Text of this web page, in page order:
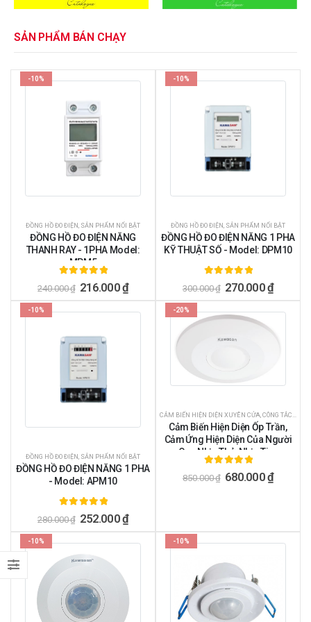
SẢN PHẨM BÁN CHẠY
-10%
ĐỒNG HỒ ĐO ĐIỆN SẢN PHẨM NỔI BẬT
ĐỒNG HỒ ĐO ĐIỆN NĂNG
THANH RAY - 1PHA Model:
MPM5
ngoài 5
240.000₫ 216.000₫
-10%
ĐỒNG HỒ ĐO ĐIỆN SẢN PHẨM NỔI BẬT
ĐỒNG HỒ ĐO ĐIỆN NĂNG 1 PHA
KỸ THUẬT SỐ - Model: DPM10
ngoài 5
300.000₫ 270.000₫
-10%
ĐỒNG HỒ ĐO ĐIỆN SẢN PHẨM NỔI BẬT
ĐỒNG HỒ ĐO ĐIỆN NĂNG 1 PHA
- Model: APM10
ngoài 5
280.000₫ 252.000₫
-20%
CẢM BIẾN HIỆN DIỆN XUYÊN CỬA,CÔNG TẮC CẢM BIẾN
Cảm Biến Hiện Diện Ốp Trần,
Cảm Ứng Hiện Diện Của Người
Qua Nhịp Thở, Nhịp Tim,
Kawasan PS03BR
ngoài 5
850.000₫ 680.000₫
-10% -10%